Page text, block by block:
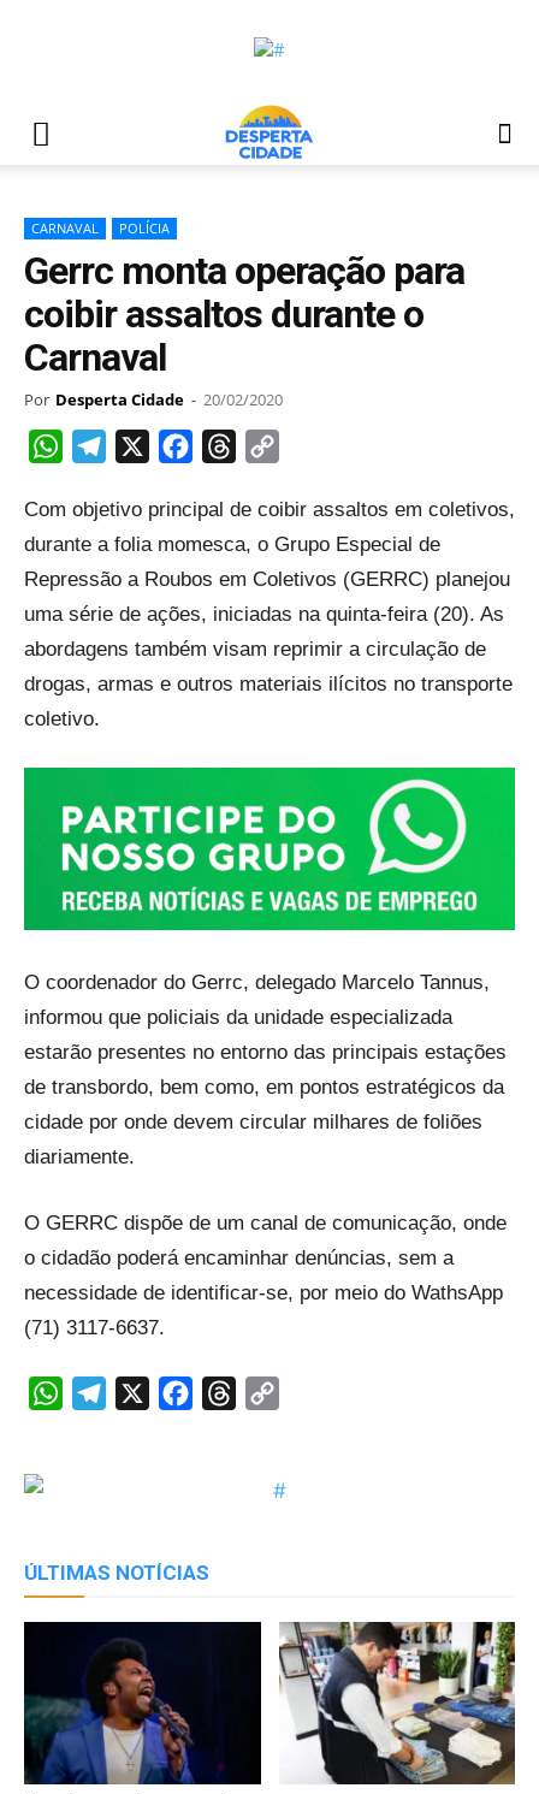
CARNAVAL POLÍCIA
Gerrc monta operação para
coibir assaltos durante o
Carnaval
Por Desperta Cidade - 20/02/2020
WhatsAppTelegram FacebookThreads
Com objetivo principal de coibir assaltos em coletivos,
durante a folia momesca, o Grupo Especial de
Repressão a Roubos em Coletivos (GERRC) planejou
uma série de ações, iniciadas na quinta-feira (20). As
abordagens também visam reprimir a circulação de
drogas, armas e outros materiais ilícitos no transporte
coletivo.
O coordenador do Gerrc, delegado Marcelo Tannus,
informou que policiais da unidade especializada
estarão presentes no entorno das principais estações
de transbordo, bem como, em pontos estratégicos da
cidade por onde devem circular milhares de foliões
diariamente.
O GERRC dispõe de um canal de comunicação, onde
o cidadão poderá encaminhar denúncias, sem a
necessidade de identificar-se, por meio do WathsApp
(71) 3117-6637.
WhatsAppTelegram FacebookThreads
ÚLTIMAS NOTÍCIAS